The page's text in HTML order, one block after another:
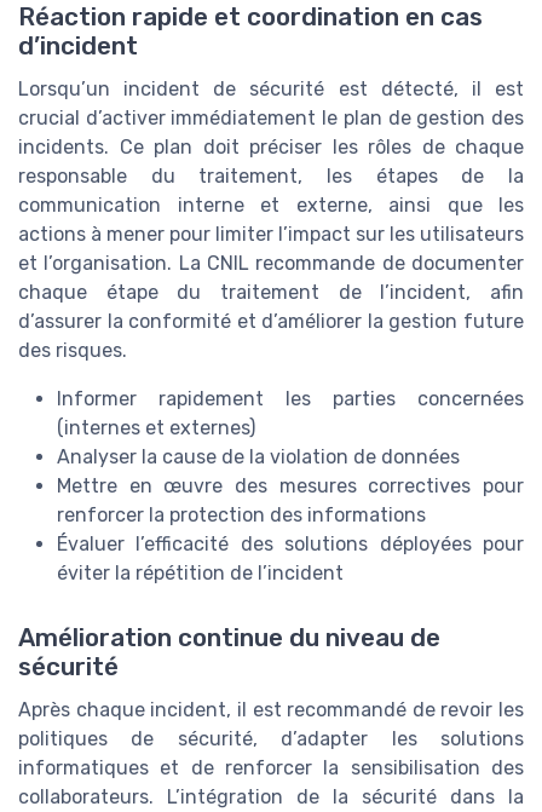
Réaction rapide et coordination en cas
d’incident
Lorsqu’un incident de sécurité est détecté, il est
crucial d’activer immédiatement le plan de gestion des
incidents. Ce plan doit préciser les rôles de chaque
responsable du traitement, les étapes de la
communication interne et externe, ainsi que les
actions à mener pour limiter l’impact sur les utilisateurs
et l’organisation. La CNIL recommande de documenter
chaque étape du traitement de l’incident, afin
d’assurer la conformité et d’améliorer la gestion future
des risques.
Informer rapidement les parties concernées
(internes et externes)
Analyser la cause de la violation de données
Mettre en œuvre des mesures correctives pour
renforcer la protection des informations
Évaluer l’efficacité des solutions déployées pour
éviter la répétition de l’incident
Amélioration continue du niveau de
sécurité
Après chaque incident, il est recommandé de revoir les
politiques de sécurité, d’adapter les solutions
informatiques et de renforcer la sensibilisation des
collaborateurs. L’intégration de la sécurité dans la